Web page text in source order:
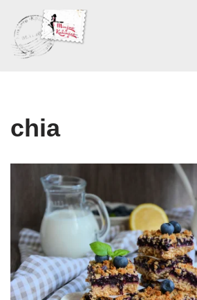
Skoči
na
chia